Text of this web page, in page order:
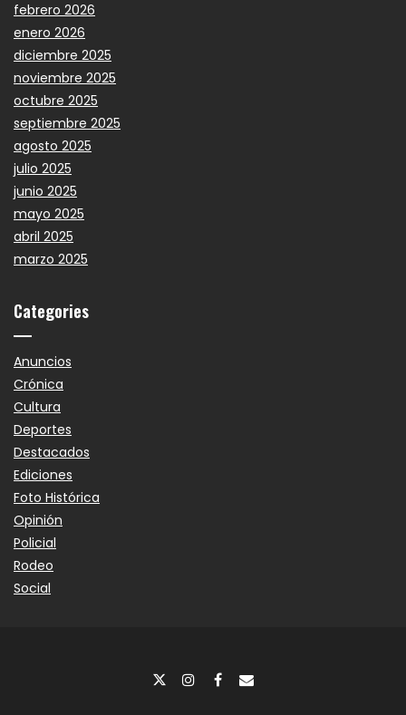
febrero 2026
enero 2026
diciembre 2025
noviembre 2025
octubre 2025
septiembre 2025
agosto 2025
julio 2025
junio 2025
mayo 2025
abril 2025
marzo 2025
Categories
Anuncios
Crónica
Cultura
Deportes
Destacados
Ediciones
Foto Histórica
Opinión
Policial
Rodeo
Social